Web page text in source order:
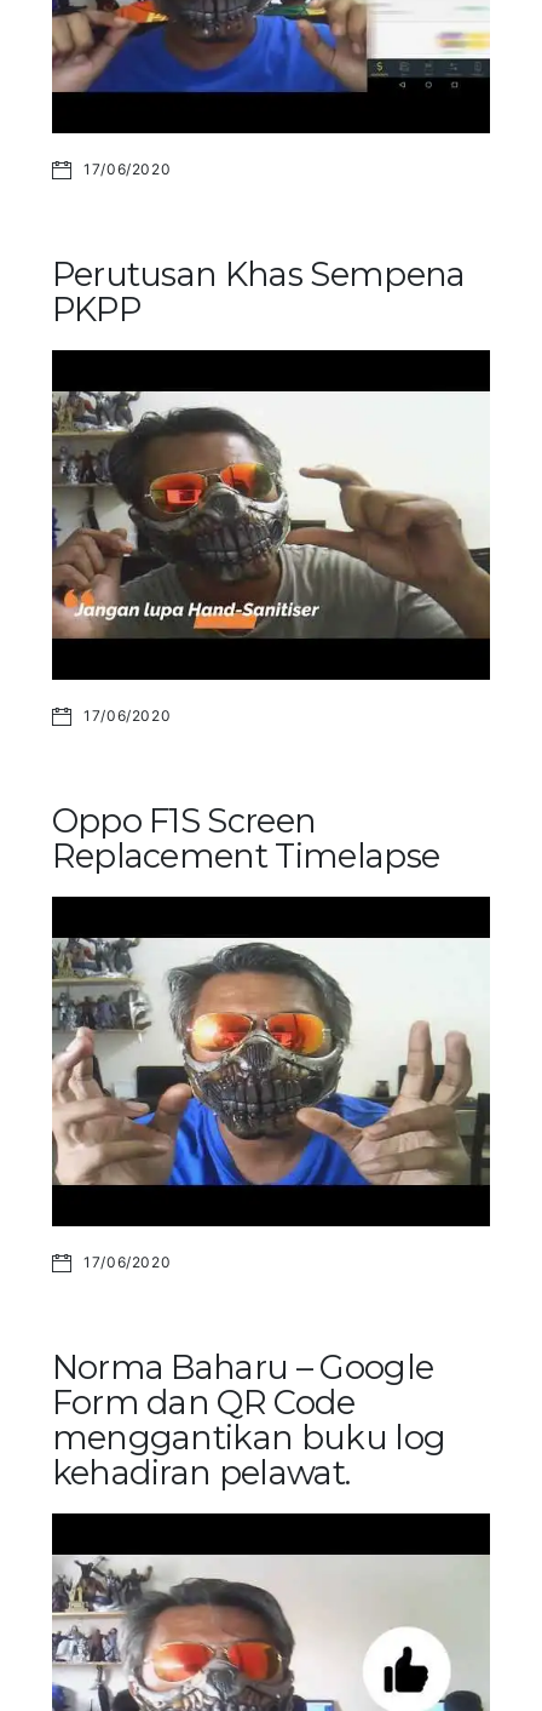
17/06/2020
Perutusan Khas Sempena
PKPP
17/06/2020
Oppo F1S Screen
Replacement Timelapse
17/06/2020
Norma Baharu – Google
Form dan QR Code
menggantikan buku log
kehadiran pelawat.